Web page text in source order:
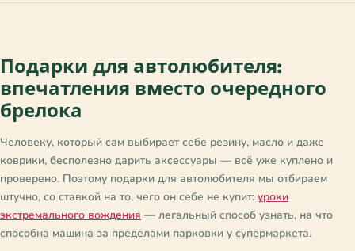
Подарки для автолюбителя:
впечатления вместо очередного
брелока
Человеку, который сам выбирает себе резину, масло и даже
коврики, бесполезно дарить аксессуары — всё уже куплено и
проверено. Поэтому подарки для автолюбителя мы отбираем
штучно, со ставкой на то, чего он себе не купит: уроки
экстремального вождения — легальный способ узнать, на что
способна машина за пределами парковки у супермаркета.